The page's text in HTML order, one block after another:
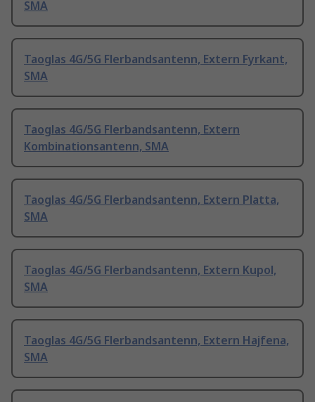
SMA
Taoglas 4G/5G Flerbandsantenn, Extern Fyrkant,
SMA
Taoglas 4G/5G Flerbandsantenn, Extern
Kombinationsantenn, SMA
Taoglas 4G/5G Flerbandsantenn, Extern Platta,
SMA
Taoglas 4G/5G Flerbandsantenn, Extern Kupol,
SMA
Taoglas 4G/5G Flerbandsantenn, Extern Hajfena,
SMA